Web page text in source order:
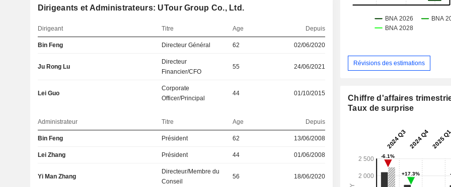
Dirigeants et Administrateurs: UTour Group Co., Ltd.
Dirigeant Titre Age Depuis
Bin Feng Directeur Général 62 02/06/2020
Ju Rong Lu
Directeur
Financier/CFO
55 24/06/2021
Lei Guo
Corporate
Officer/Principal
44 01/10/2015
Administrateur Titre Age Depuis
Bin Feng Président 62 13/06/2008
Lei Zhang Président 44 01/06/2008
Yi Man Zhang
Directeur/Membre du
Conseil
56 18/06/2020
Révisions des estimations
Chiffre d'affaires
Taux de surprise